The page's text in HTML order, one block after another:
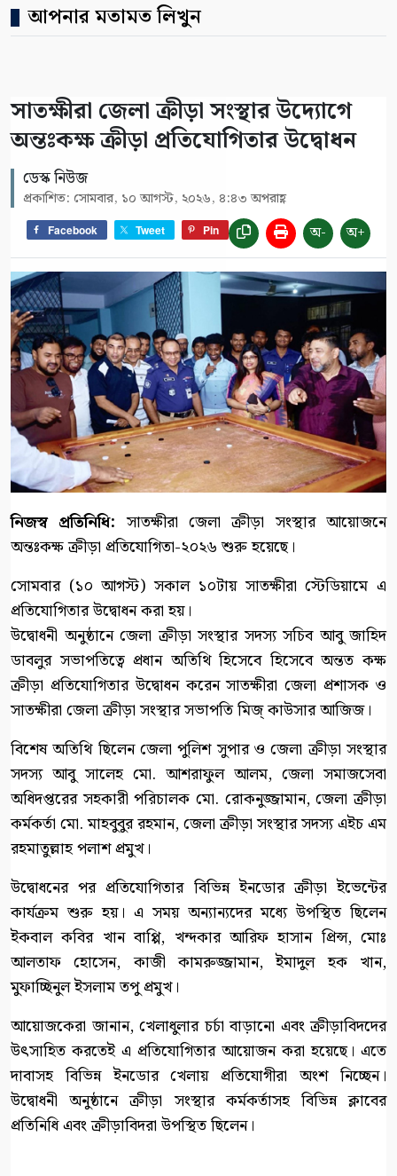
আপনার মতামত লিখুন
সাতক্ষীরা জেলা ক্রীড়া সংস্থার উদ্যোগে
অন্তঃকক্ষ ক্রীড়া প্রতিযোগিতার উদ্বোধন
ডেস্ক নিউজ
প্রকাশিত: সোমবার, ১০ আগস্ট, ২০২৬, ৪:৪৩ অপরাহ্ণ
Facebook Tweet Pin অ- অ+
নিজস্ব প্রতিনিধি: সাতক্ষীরা জেলা ক্রীড়া সংস্থার আয়োজনে
অন্তঃকক্ষ ক্রীড়া প্রতিযোগিতা-২০২৬ শুরু হয়েছে।
সোমবার (১০ আগস্ট) সকাল ১০টায় সাতক্ষীরা স্টেডিয়ামে এ
প্রতিযোগিতার উদ্বোধন করা হয়।
উদ্বোধনী অনুষ্ঠানে জেলা ক্রীড়া সংস্থার সদস্য সচিব আবু জাহিদ
ডাবলুর সভাপতিত্বে প্রধান অতিথি হিসেবে হিসেবে অন্তত কক্ষ
ক্রীড়া প্রতিযোগিতার উদ্বোধন করেন সাতক্ষীরা জেলা প্রশাসক ও
সাতক্ষীরা জেলা ক্রীড়া সংস্থার সভাপতি মিজ্ কাউসার আজিজ।
বিশেষ অতিথি ছিলেন জেলা পুলিশ সুপার ও জেলা ক্রীড়া সংস্থার
সদস্য আবু সালেহ মো. আশরাফুল আলম, জেলা সমাজসেবা
অধিদপ্তরের সহকারী পরিচালক মো. রোকনুজ্জামান, জেলা ক্রীড়া
কর্মকর্তা মো. মাহবুবুর রহমান, জেলা ক্রীড়া সংস্থার সদস্য এইচ এম
রহমাতুল্লাহ পলাশ প্রমুখ।
উদ্বোধনের পর প্রতিযোগিতার বিভিন্ন ইনডোর ক্রীড়া ইভেন্টের
কার্যক্রম শুরু হয়। এ সময় অন্যান্যদের মধ্যে উপস্থিত ছিলেন
ইকবাল কবির খান বাপ্পি, খন্দকার আরিফ হাসান প্রিন্স, মোঃ
আলতাফ হোসেন, কাজী কামরুজ্জামান, ইমাদুল হক খান,
মুফাচ্ছিনুল ইসলাম তপু প্রমুখ।
আয়োজকেরা জানান, খেলাধুলার চর্চা বাড়ানো এবং ক্রীড়াবিদদের
উৎসাহিত করতেই এ প্রতিযোগিতার আয়োজন করা হয়েছে। এতে
দাবাসহ বিভিন্ন ইনডোর খেলায় প্রতিযোগীরা অংশ নিচ্ছেন।
উদ্বোধনী অনুষ্ঠানে ক্রীড়া সংস্থার কর্মকর্তাসহ বিভিন্ন ক্লাবের
প্রতিনিধি এবং ক্রীড়াবিদরা উপস্থিত ছিলেন।